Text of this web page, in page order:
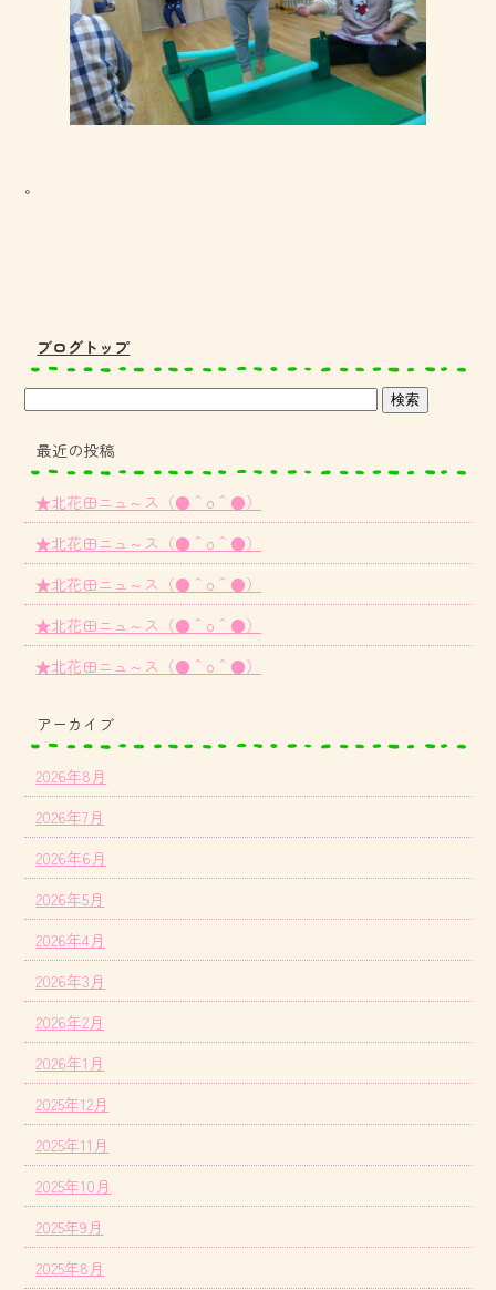
。
ブログトップ
最近の投稿
★北花田ニュ～ス（●＾o＾●）
★北花田ニュ～ス（●＾o＾●）
★北花田ニュ～ス（●＾o＾●）
★北花田ニュ～ス（●＾o＾●）
★北花田ニュ～ス（●＾o＾●）
アーカイブ
2026年8月
2026年7月
2026年6月
2026年5月
2026年4月
2026年3月
2026年2月
2026年1月
2025年12月
2025年11月
2025年10月
2025年9月
2025年8月